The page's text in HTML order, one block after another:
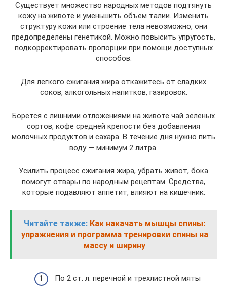
Существует множество народных методов подтянуть
кожу на животе и уменьшить объем талии. Изменить
структуру кожи или строение тела невозможно, они
предопределены генетикой. Можно повысить упругость,
подкорректировать пропорции при помощи доступных
способов.
Для легкого сжигания жира откажитесь от сладких
соков, алкогольных напитков, газировок.
Борется с лишними отложениями на животе чай зеленых
сортов, кофе средней крепости без добавления
молочных продуктов и сахара. В течение дня нужно пить
воду — минимум 2 литра.
Усилить процесс сжигания жира, убрать живот, бока
помогут отвары по народным рецептам. Средства,
которые подавляют аппетит, влияют на кишечник:
Читайте также: Как накачать мышцы спины:
упражнения и программа тренировки спины на
массу и ширину
По 2 ст. л. перечной и трехлистной мяты